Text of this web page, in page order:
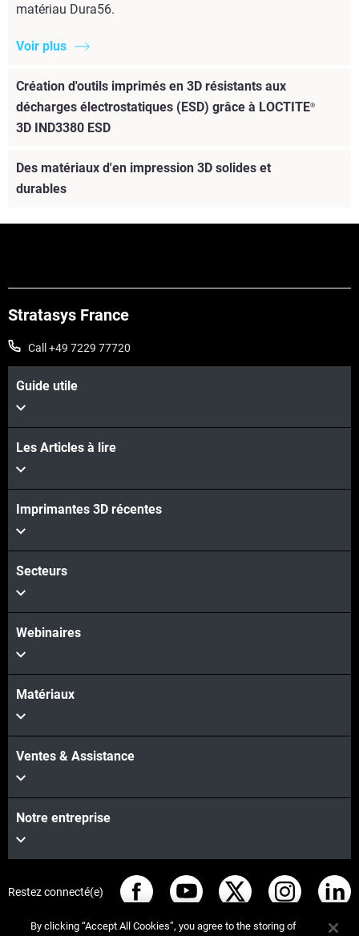
matériau Dura56.
Voir plus
Création d'outils imprimés en 3D résistants aux
décharges électrostatiques (ESD) grâce à LOCTITE®
3D IND3380 ESD
Des matériaux d'en impression 3D solides et
durables
Voir plus
Stratasys France
Call +49 7229 77720
Guide utile
Les Articles à lire
Imprimantes 3D récentes
Secteurs
Webinaires
Matériaux
Ventes & Assistance
Notre entreprise
Restez connecté(e)
By clicking “Accept All Cookies”, you agree to the storing of